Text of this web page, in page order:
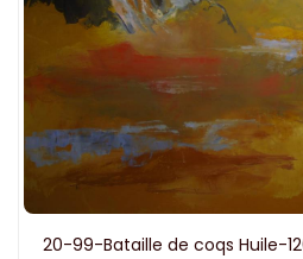
20-99-Bataille de coqs Huile-